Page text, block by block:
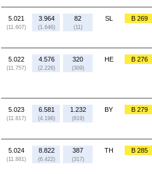
5.021
(11.607)
3.964
(1.646)
82
(11)
SL B 269
5.022
(11.757)
4.576
(2.226)
320
(309)
HE B 276
5.023
(11.817)
6.581
(4.196)
1.232
(819)
BY B 279
5.024
(11.881)
8.822
(6.422)
387
(317)
TH B 285